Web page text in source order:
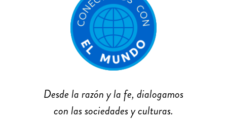
Desde la razón y la fe, dialogamos
con las sociedades y culturas.